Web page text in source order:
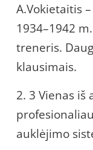
A.Vokietaitis
1934–1942
treneris.
klausimais.
2. 3 Vienas iš
auklėjimo